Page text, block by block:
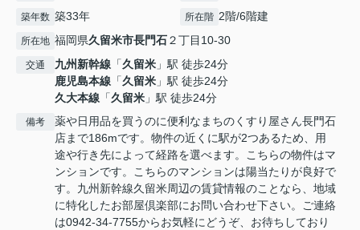
築年数 築33年 所在階 2階/6階建
所在地 福岡県久留米市長門石２丁目10-30
交通 九州新幹線 「久留米 」駅 徒歩24分
鹿児島本線 「久留米 」駅 徒歩24分
久大本線 「久留米 」駅 徒歩24分
備考
薬や日用品を買うのに便利なまちのくすり屋さん長門石
店まで186mです。物件の近くに駅が2つあるため、用
途や行き先によって経路を選べます。こちらの物件はマ
ンションです。こちらのマンションは陽当たりが良好で
す。九州新幹線久留米周辺の賃貸情報のことなら、地域
に特化したお部屋倶楽部にお問い合わせ下さい。ご連絡
は0942-34-7755からお気軽にどうぞ、お待ちしており